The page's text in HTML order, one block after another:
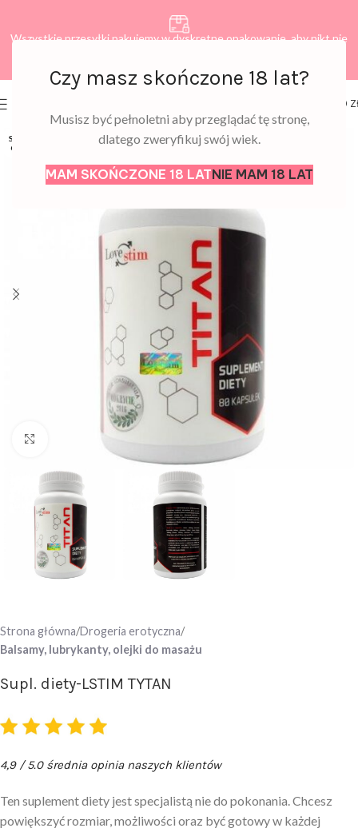
Czy masz skończone 18 lat?
Musisz być pełnoletni aby przeglądać tę stronę,
dlatego zweryfikuj swój wiek.
MAM SKOŃCZONE 18 LATNIE MAM 18 LAT
Wszystkie przesyłki pakujemy w dyskretne opakowanie, aby nikt nie
0,00
SOLD
OUT
Strona główna Drogeria erotyczna
Balsamy, lubrykanty, olejki do masażu
Supl. diety-LSTIM TYTAN
4,9 / 5.0 średnia opinia naszych klientów
Ten suplement diety jest specjalistą nie do pokonania. Chcesz
powiększyć rozmiar, możliwości oraz być gotowy w każdej